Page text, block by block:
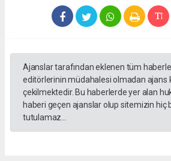
Ajanslar tarafından eklenen tüm
editörlerinin müdahalesi olmadan ajans
çekilmektedir. Bu haberlerde yer alan
haberi geçen ajanslar olup sitemizin hiç
tutulamaz...